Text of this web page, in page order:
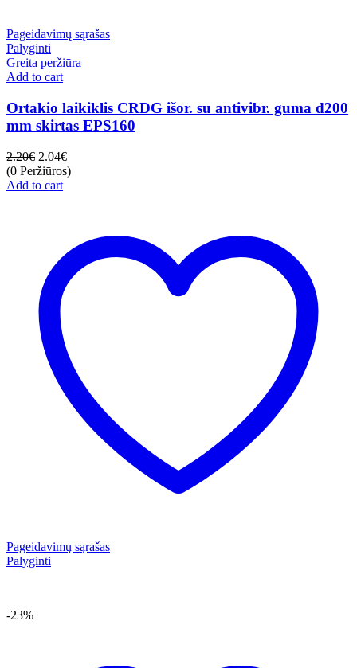
Pageidavimų sąrašas
Palyginti
Greita peržiūra
Add to cart
Ortakio laikiklis CRDG išor. su antivibr. guma d200
mm skirtas EPS160
2.20€ 2.04€
(0 Peržiūros)
Add to cart
Pageidavimų sąrašas
Palyginti
-23%